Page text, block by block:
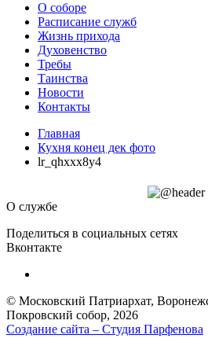
О соборе
Расписание служб
Жизнь прихода
Духовенство
Требы
Таинства
Новости
Контакты
Главная
Кухня конец дек фото
lr_qhxxx8y4
О службе
Поделиться в социальных сетях
Вконтакте
© Московский Патриархат,
Покровский собор, 2026
Создание сайта – Cтудия Парфенова